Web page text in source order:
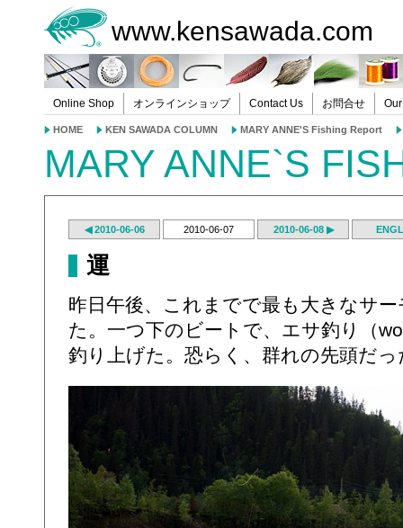
www.kensawada.com
Online Shop オンラインショップ Contact Us お問合せ
HOME KEN SAWADA COLUMN MARY ANNE'S Fishing Report
MARY ANNE`S
◀ 2010-06-06 2010-06-07 2010-06-08 ▶
運
昨日午後、これまでで最も大きなサ
た。一つ下のビートで、エサ釣り（
釣り上げた。恐らく、群れの先頭だっ